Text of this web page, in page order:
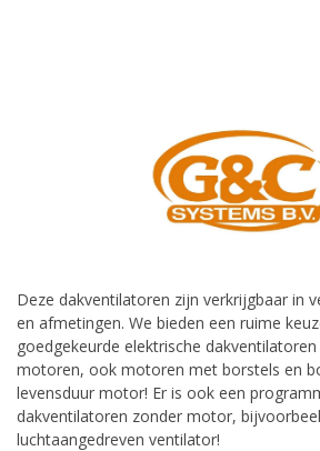
Deze dakventilatoren zijn verkrijgbaar in
en afmetingen. We bieden een ruime
goedgekeurde elektrische
motoren, ook motoren met borstels en
levensduur motor! Er is ook een
dakventilatoren zonder motor,
luchtaangedreven ventilator!